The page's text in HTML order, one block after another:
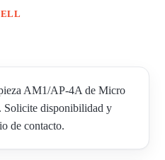
AM1/AP-4A de Micro
Solicite disponibilidad y
de contacto.